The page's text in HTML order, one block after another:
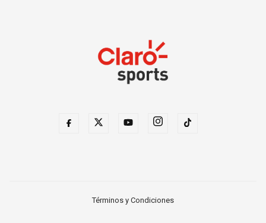
Términos y Condiciones